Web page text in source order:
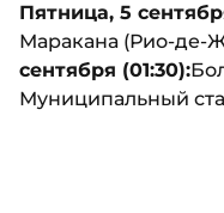
Пятница, 5
Маракана (Рио-де-
сентября (01:30):
Муниципальный